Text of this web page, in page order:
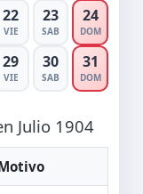
22
VIE
23
SAB
24
DOM
29
VIE
30
SAB
31
DOM
Julio 1904